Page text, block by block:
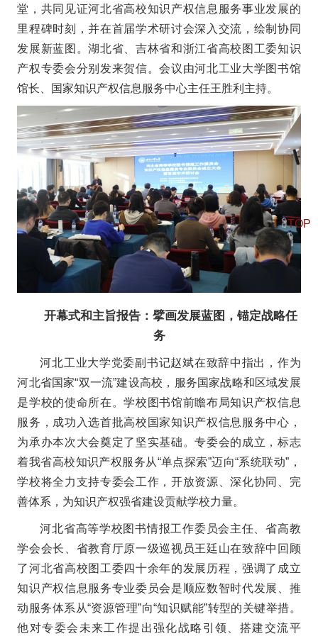
堂，共同见证河北省高校知识产权信息服务事业发展的
里程碑时刻，并在首届学术研讨会深入交流，绘制协同
发展新蓝图。湖北省、吉林省和浙江省高校图工委知识
产权专委会分别发来贺信。会议由河北工业大学图书馆
馆长、国家知识产权信息服务中心主任王胜利主持。
开幕式和主旨报告：擘画发展蓝图，锚定战略任
务
河北工业大学党委副书记赵斌在致辞中指出，作为
河北省国家“双一流”建设高校，服务国家战略和区域发展
是学校的使命所在。学校图书馆前瞻布局知识产权信息
服务，成功入选首批高校国家知识产权信息服务中心，
为承办本次大会奠定了坚实基础。专委会的成立，标志
着我省高校知识产权服务从“单点探索”迈向“系统联动”，
学校将全力支持专委会工作，开放资源、深化协同、完
善体系，为知识产权强省建设贡献学校力量。
河北省高等学校图书情报工作委员会主任、省高教
学会会长、省教育厅原一级巡视员王廷山在致辞中回顾
了河北省高校图工委四十余年的发展历程，强调了成立
知识产权信息服务专业委员会是顺应数智时代发展、推
动服务体系从“资源管理”向“知识赋能”转型的关键举措。
他对专委会未来工作提出强化战略引领、搭建交流平
TOP